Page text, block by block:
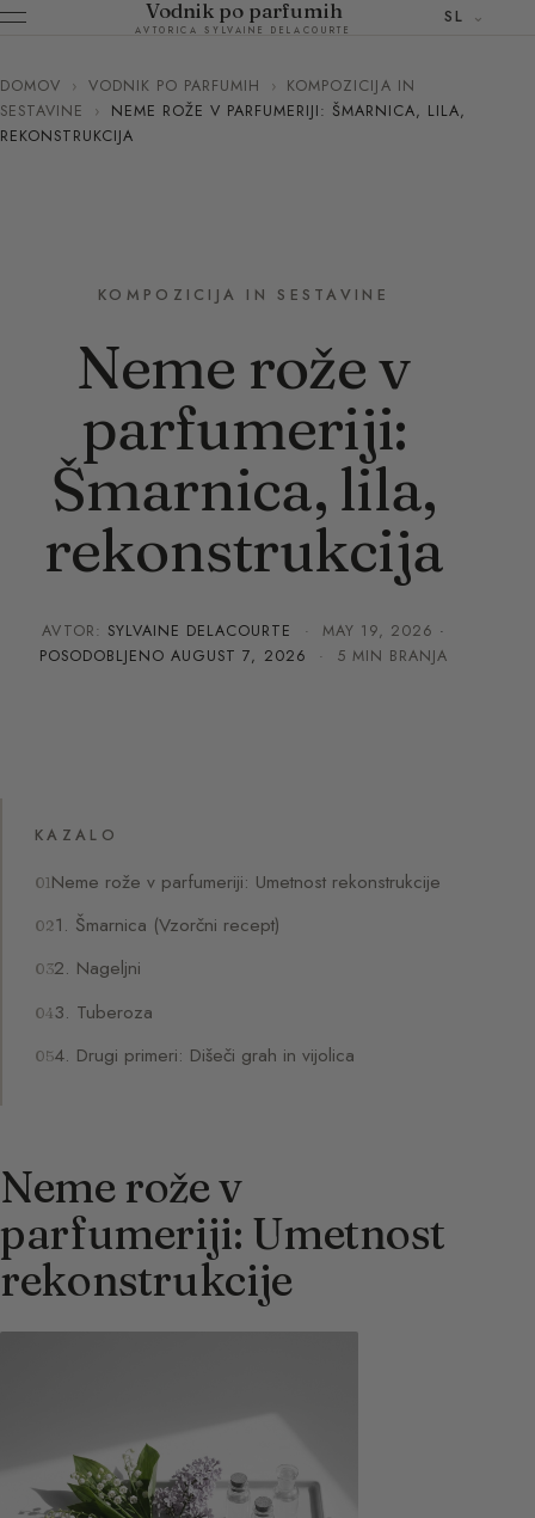
Vodnik po parfumih
AVTORICA SYLVAINE DELACOURTE
SL
DOMOV › VODNIK PO PARFUMIH › KOMPOZICIJA IN
SESTAVINE
›
NEME ROŽE V PARFUMERIJI: ŠMARNICA, LILA,
REKONSTRUKCIJA
KOMPOZICIJA IN SESTAVINE
Neme rože v
parfumeriji:
Šmarnica, lila,
rekonstrukcija
AVTOR: SYLVAINE DELACOURTE · MAY 19, 2026 ·
POSODOBLJENOAUGUST 7, 2026 · 5 MIN BRANJA
KAZALO
Neme rože v parfumeriji: Umetnost rekonstrukcije
1. Šmarnica (Vzorčni recept)
2. Nageljni
3. Tuberoza
4. Drugi primeri: Dišeči grah in vijolica
Neme rože v
parfumeriji: Umetnost
rekonstrukcije